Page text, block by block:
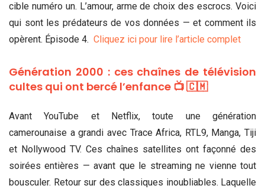
cible numéro un. L’amour, arme de choix des escrocs. Voici
qui sont les prédateurs de vos données — et comment ils
opèrent. Épisode 4. Cliquez ici pour lire l’article complet
Génération 2000 : ces chaînes de télévision
cultes qui ont bercé l’enfance 📺 🇨🇲
Avant YouTube et Netflix, toute une génération
camerounaise a grandi avec Trace Africa, RTL9, Manga, Tiji
et Nollywood TV. Ces chaînes satellites ont façonné des
soirées entières — avant que le streaming ne vienne tout
bousculer. Retour sur des classiques inoubliables. Laquelle